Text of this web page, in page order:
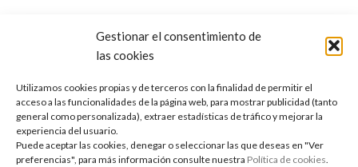
Gestionar el consentimiento de
las cookies
Utilizamos cookies propias y de terceros con la finalidad de permitir el
acceso a las funcionalidades de la página web, para mostrar publicidad (tanto
general como personalizada), extraer estadísticas de tráfico y mejorar la
experiencia del usuario.
Puede aceptar las cookies, denegar o seleccionar las que deseas en "Ver
preferencias", para más información consulte nuestra Política de cookies.